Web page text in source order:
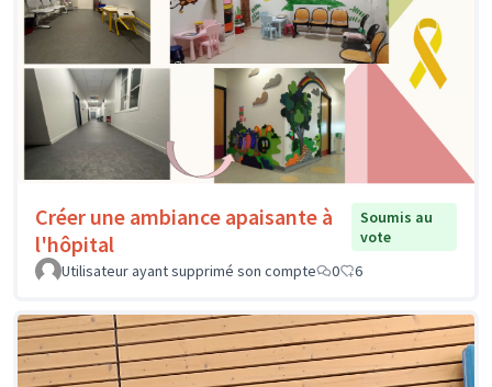
Créer une ambiance apaisante à
l'hôpital
Soumis au
vote
Utilisateur ayant supprimé son compte
0 6